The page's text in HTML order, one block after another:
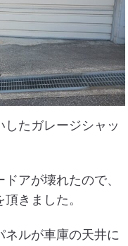
わせ
る質問
ポリシー
報
たガレージシャッ
アが壊れたので、
きました。
ルが車庫の天井に